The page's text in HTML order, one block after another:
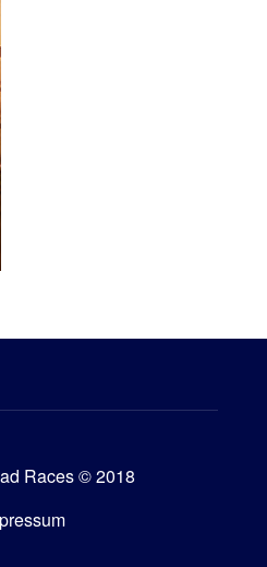
Races © 2018